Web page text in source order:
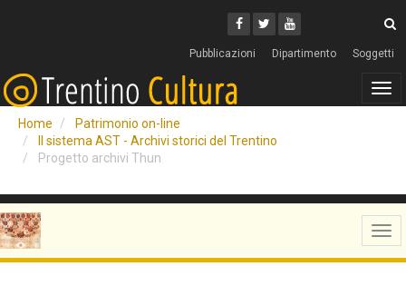
Facebook
Twitter
Youtube
Pubblicazioni Dipartimento Soggetti
Home
Patrimonio on-line
Il sistema AST - Archivi storici del Trentino
Progetto archivi Thun